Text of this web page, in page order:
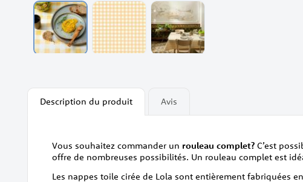
gallery
Description du produit
Vous souhaitez commander un rouleau complet? C’est
offre de nombreuses possibilités. Un rouleau complet est
Les nappes toile cirée de Lola sont entièrement fabriquées
Avis